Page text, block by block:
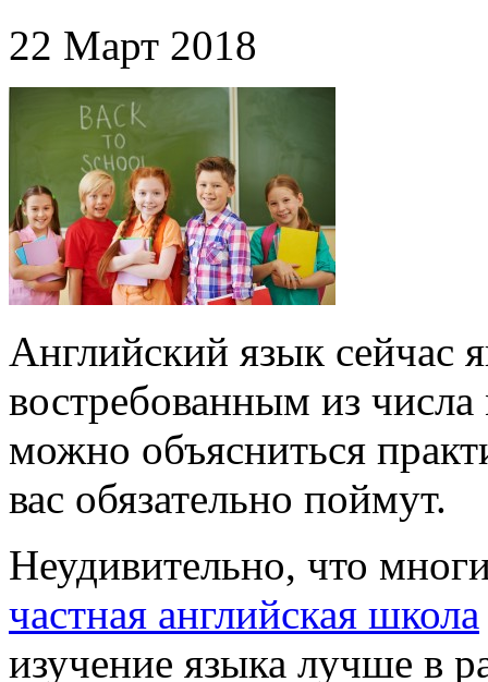
22 Март 2018
Английский язык сейчас
востребованным из
можно объясниться
вас обязательно поймут.
Неудивительно, что
частная английская школа
изучение языка лучше в